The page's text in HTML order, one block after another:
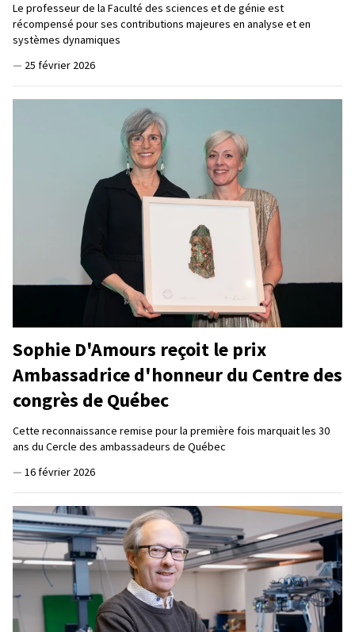
Le professeur de la Faculté des sciences et de génie est
récompensé pour ses contributions majeures en analyse et en
systèmes dynamiques
— 25 février 2026
Sophie D'Amours reçoit le prix
Ambassadrice d'honneur du Centre des
congrès de Québec
Cette reconnaissance remise pour la première fois marquait les 30
ans du Cercle des ambassadeurs de Québec
— 16 février 2026